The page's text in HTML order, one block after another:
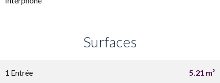
Surfaces
1 Entrée 5.21 m²